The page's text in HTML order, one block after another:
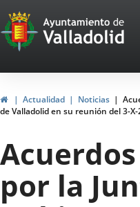
Portal
Web
del
de
Valladolid
InicioActualidad Noticias
de Valladolid en su reunión del 3-
por la